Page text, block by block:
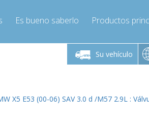
Es bueno saberlo Productos
Su vehículo
lunes a viernes de 9:00 a
16:00
Info@compressor-express.es
De lunes a
X5 E53 (00-06) SAV 3.0 d /M57 2.9L :